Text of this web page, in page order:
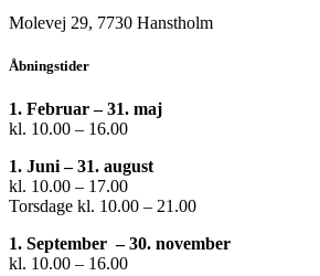
Molevej 29, 7730 Hanstholm
Åbningstider
1. Februar – 31. maj
kl. 10.00 – 16.00
1. Juni – 31. august
kl. 10.00 – 17.00
Torsdage kl. 10.00 – 21.00
1. September – 30. november
kl. 10.00 – 16.00